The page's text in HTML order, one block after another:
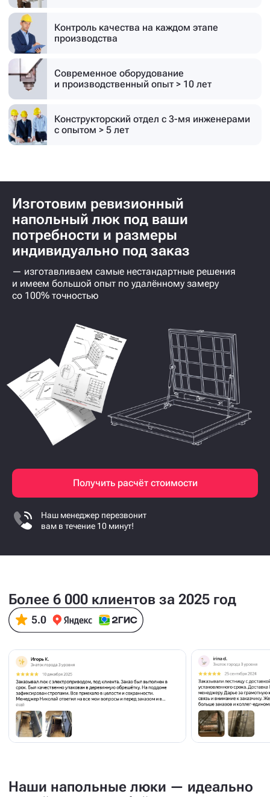
Контроль качества на каждом этапе
производства
Современное оборудование
и производственный опыт > 10 лет
Конструкторский отдел с 3-мя инженерами
с опытом > 5 лет
Изготовим ревизионный
напольный люк под ваши
потребности и размеры
индивидуально под заказ
— изготавливаем самые нестандартные решения
и имеем большой опыт по удалённому замеру
со 100% точностью
Получить расчёт стоимости
Наш менеджер перезвонит
вам в течение 10 минут!
Более 6 000 клиентов за 2025 год
Наши напольные люки — идеально